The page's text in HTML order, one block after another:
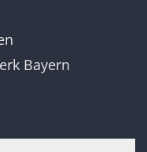
Bayern